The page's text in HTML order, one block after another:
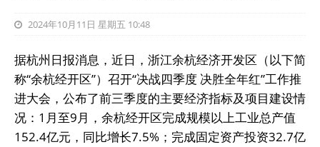
2024年10月11日 星期五 10:48
据杭州日报消息，近日，浙江余杭经济开发区（以下简
称“余杭经开区”）召开“决战四季度 决胜全年红”工作推
进大会，公布了前三季度的主要经济指标及项目建设情
况：1月至9月，余杭经开区完成规模以上工业总产值
152.4亿元，同比增长7.5%；完成固定资产投资32.7亿